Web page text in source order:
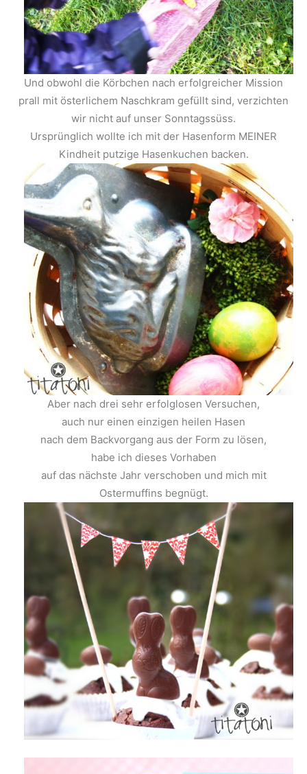
Und obwohl die Körbchen nach erfolgreicher Mission
prall mit österlichem Naschkram gefüllt sind, verzichten
wir nicht auf unser Sonntagssüss.
Ursprünglich wollte ich mit der Hasenform MEINER
Kindheit putzige Hasenkuchen backen.
Aber nach drei sehr erfolglosen Versuchen,
auch nur einen einzigen heilen Hasen
nach dem Backvorgang aus der Form zu lösen,
habe ich dieses Vorhaben
auf das nächste Jahr verschoben und mich mit
Ostermuffins begnügt.